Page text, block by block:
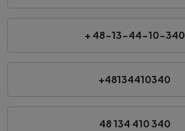
+ 48-13-44-10-340
+48134410340
48 134 410 340